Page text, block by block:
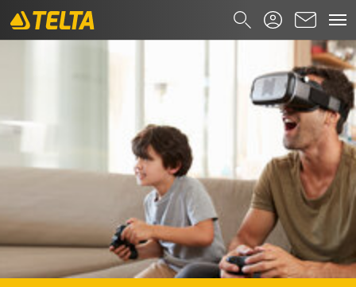
Downloads
Zum Hauptinhalt springen
Suchformular